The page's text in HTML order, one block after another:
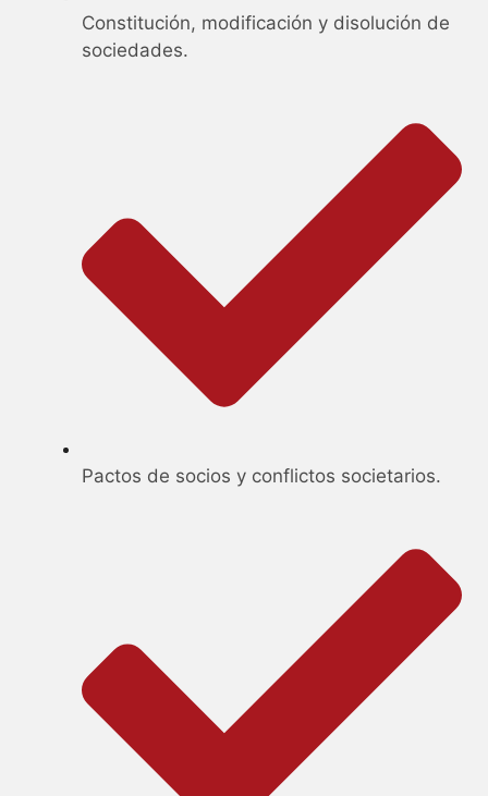
Constitución, modificación y disolución de
sociedades.
Pactos de socios y conflictos societarios.